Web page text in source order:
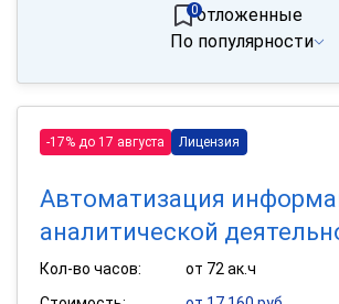
отложенные
0
По популярности
-17% до 17 августа Лицензия
Автоматизация
аналитической
Кол-во часов:
от 72 ак.ч